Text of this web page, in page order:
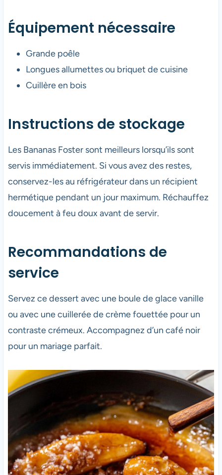
Équipement nécessaire
Grande poêle
Longues allumettes ou briquet de cuisine
Cuillère en bois
Instructions de stockage
Les Bananas Foster sont meilleurs lorsqu’ils sont
servis immédiatement. Si vous avez des restes,
conservez-les au réfrigérateur dans un récipient
hermétique pendant un jour maximum. Réchauffez
doucement à feu doux avant de servir.
Recommandations de
service
Servez ce dessert avec une boule de glace vanille
ou avec une cuillerée de crème fouettée pour un
contraste crémeux. Accompagnez d’un café noir
pour un mariage parfait.